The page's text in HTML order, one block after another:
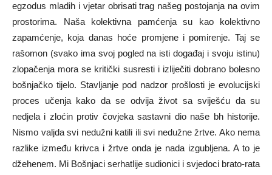
egzodus mladih i vjetar obrisati trag našeg postojanja na ovim
prostorima. Naša kolektivna pamćenja su kao kolektivno
zapamćenje, koja danas hoće promjene i pomirenje. Taj se
rašomon (svako ima svoj pogled na isti događaj i svoju istinu)
zlopačenja mora se kritički susresti i izliječiti dobrano bolesno
bošnjačko tijelo. Stavljanje pod nadzor prošlosti je evolucijski
proces učenja kako da se odvija život sa sviješću da su
nedjela i zloćin protiv čovjeka sastavni dio naše bh historije.
Nismo valjda svi nedužni katili ili svi nedužne žrtve. Ako nema
razlike između krivca i žrtve onda je nada izgubljena. A to je
džehenem. Mi Bošnjaci serhatlije sudionici i svjedoci brato-rata